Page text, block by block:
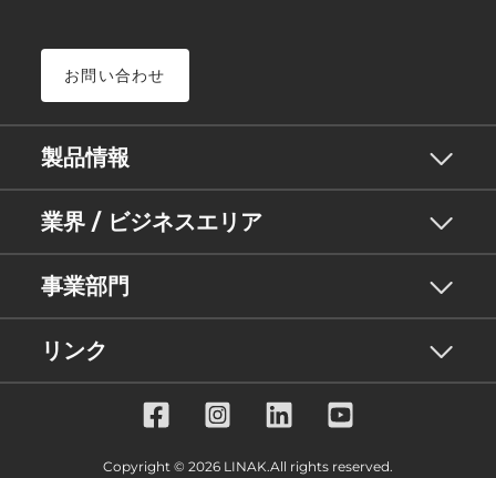
お問い合わせ
製品情報
業界 / ビジネスエリア
事業部門
リンク
Copyright © 2026 LINAK.All rights reserved.